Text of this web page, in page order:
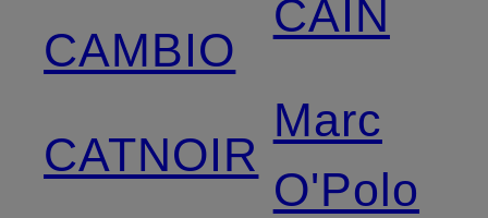
CAMBIO
CATNOIR
CAIN
Marc
O'Polo